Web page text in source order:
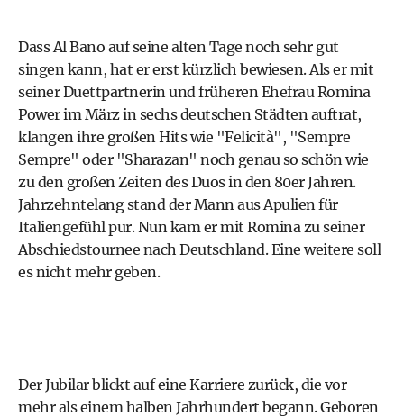
Dass Al Bano auf seine alten Tage noch sehr gut
singen kann, hat er erst kürzlich bewiesen. Als er mit
seiner Duettpartnerin und früheren Ehefrau Romina
Power im März in sechs deutschen Städten auftrat,
klangen ihre großen Hits wie "Felicità", "Sempre
Sempre" oder "Sharazan" noch genau so schön wie
zu den großen Zeiten des Duos in den 80er Jahren.
Jahrzehntelang stand der Mann aus Apulien für
Italiengefühl pur. Nun kam er mit Romina zu seiner
Abschiedstournee nach Deutschland. Eine weitere soll
es nicht mehr geben.
Der Jubilar blickt auf eine Karriere zurück, die vor
mehr als einem halben Jahrhundert begann. Geboren